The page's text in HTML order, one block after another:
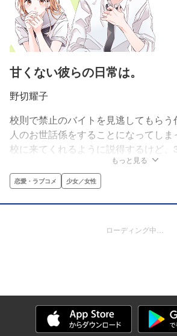
甘くない彼らの日常は。
野切耀子
校則で禁止のバイトを見逃してもら
人のお世話係をすることになってし
校に来てくれるように説得するけど
リで…。イケメン問題児3人組とのド
イズ開幕！
もっと見る
恋愛・ラブコメ 少女／女性
ローディング中…